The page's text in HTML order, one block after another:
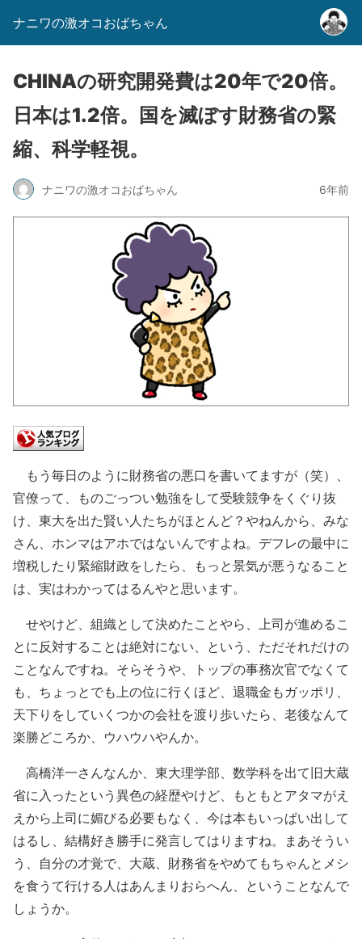
ナニワの激オコおばちゃん
CHINAの研究開発費は20年で20倍。
日本は1.2倍。国を滅ぼす財務省の緊
縮、科学軽視。
ナニワの激オコおばちゃん 6年前
もう毎日のように財務省の悪口を書いてますが（笑）、
官僚って、ものごっつい勉強をして受験競争をくぐり抜
け、東大を出た賢い人たちがほとんど？やねんから、みな
さん、ホンマはアホではないんですよね。デフレの最中に
増税したり緊縮財政をしたら、もっと景気が悪うなること
は、実はわかってはるんやと思います。
せやけど、組織として決めたことやら、上司が進めるこ
とに反対することは絶対にない、という、ただそれだけの
ことなんですね。そらそうや、トップの事務次官でなくて
も、ちょっとでも上の位に行くほど、退職金もガッポリ、
天下りをしていくつかの会社を渡り歩いたら、老後なんて
楽勝どころか、ウハウハやんか。
高橋洋一さんなんか、東大理学部、数学科を出て旧大蔵
省に入ったという異色の経歴やけど、もともとアタマがえ
えから上司に媚びる必要もなく、今は本もいっぱい出して
はるし、結構好き勝手に発言してはりますね。まあそうい
う、自分の才覚で、大蔵、財務省をやめてもちゃんとメシ
を食うて行ける人はあんまりおらへん、ということなんで
しょうか。